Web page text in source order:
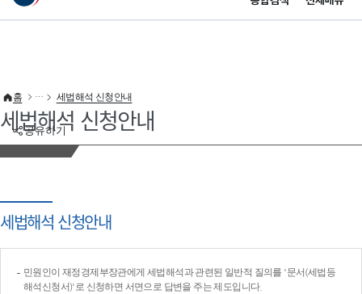
이 누리집은 대한민국 공식 전자정부 누리집입니다.
공유하기
홈 세법해석 신청안내
세법해석 신청안내
세법해석 신청안내
민원인이 재정경제부장관에게 세법해석과 관련된 일반적 질의를 '문서(세법등
해석신청서)'로 신청하면 서면으로 답변을 주는 제도입니다.